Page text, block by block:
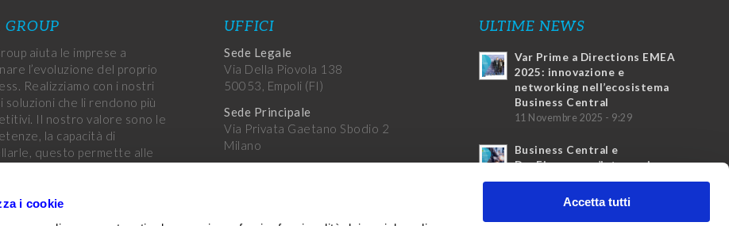
i cookie
Accetta tutti
GROUP
aiuta le imprese a
l’evoluzione del proprio
Realizziamo con i nostri
soluzioni che li rendono più
Il nostro valore sono le
la capacità di
questo permette alle
UFFICI
Sede Legale
Via Della Piovola 138
50053, Empoli (FI)
Sede Principale
Via Privata Gaetano Sbodio 2
Milano
ULTIME NEWS
Var Prime a Directions EMEA
2025: innovazione e
networking nell’ecosistema
Business Central
11 Novembre 2025 - 9:29
Business Central e
DocFinance: un’integrazione
vincente
4 Marzo 2025 - 17:20